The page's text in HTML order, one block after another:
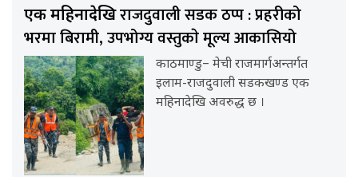
एक महिनादेखिराजदुवाली सडक ठप्प : प्रहरीको
भरमा बिरामी, उपभोग्य वस्तुकाे मूल्य आकासियो
काठमाण्डु– मेची राजमार्गअन्तर्गत
इलाम-राजदुवाली सडकखण्ड एक
महिनादेखि अवरुद्ध छ ।